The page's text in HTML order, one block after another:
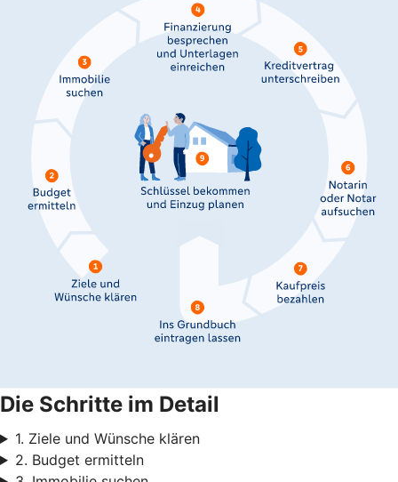
Die Schritte im Detail
1. Ziele und Wünsche klären
2. Budget ermitteln